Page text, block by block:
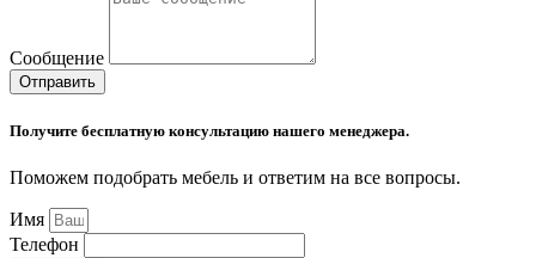
Сообщение
Отправить
Получите бесплатную консультацию нашего менеджера.
Поможем подобрать мебель и ответим на все вопросы.
Имя
Телефон